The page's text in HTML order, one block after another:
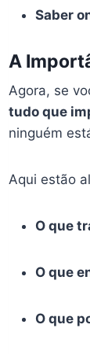
Saber
A
Agora, se
tudo que
ninguém
Aqui estão
O que
O que
O que